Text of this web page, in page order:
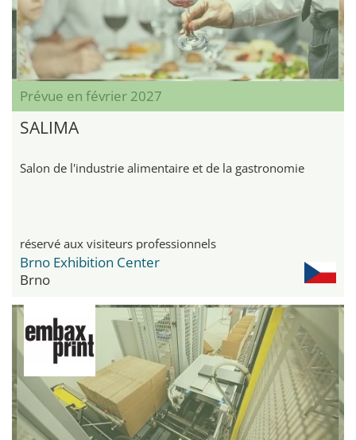
Prévue en février 2027
SALIMA
Salon de l'industrie alimentaire et de la gastronomie
réservé aux visiteurs professionnels
Brno Exhibition Center
Brno